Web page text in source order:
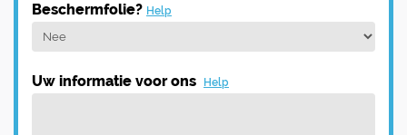
Beschermfolie? Help
Uw informatie voor ons Help